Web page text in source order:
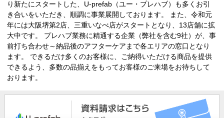
り新たにスタートした、U-prefab（ユー・プレハブ）も多くお引
き合いをいただき、順調に事業展開しております。 また、令和元
年には大阪堺第2店、三重いなべ店がスタートとなり、13店舗に拡
大中です。 プレハブ業務に精通する企業（弊社を含む9社）が、事
前打ち合わせ～納品後のアフターケアまで各エリアの窓口となり
ます。 できるだけ多くのお客様に、ご納得いただける商品を提供
できるよう、多数の品揃えをもってお客様のご来場をお待ちして
おります。